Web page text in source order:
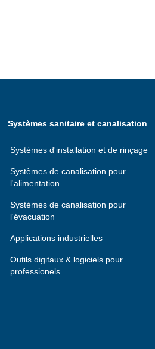
Systèmes sanitaire et canalisation
Systèmes d'installation et de rinçage
Systèmes de canalisation pour
l'alimentation
Systèmes de canalisation pour
l'évacuation
Applications industrielles
Outils digitaux & logiciels pour
professionels